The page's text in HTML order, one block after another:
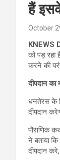
हैं
October
KNEWS
को पड़ रहा
करने की
दीपदान का
धनतेरस के
दीपदान
पौराणिक
ने बताया
दीपदान